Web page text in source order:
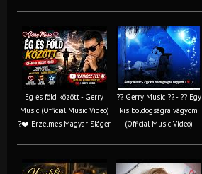
Ég és föld között - Gerry
Music (Official Music Video)
?❤️ Érzelmes Magyar Sláger
?? Gerry Music ?? - ?? Egy
kis boldogságra vágyom
(Official Music Video)